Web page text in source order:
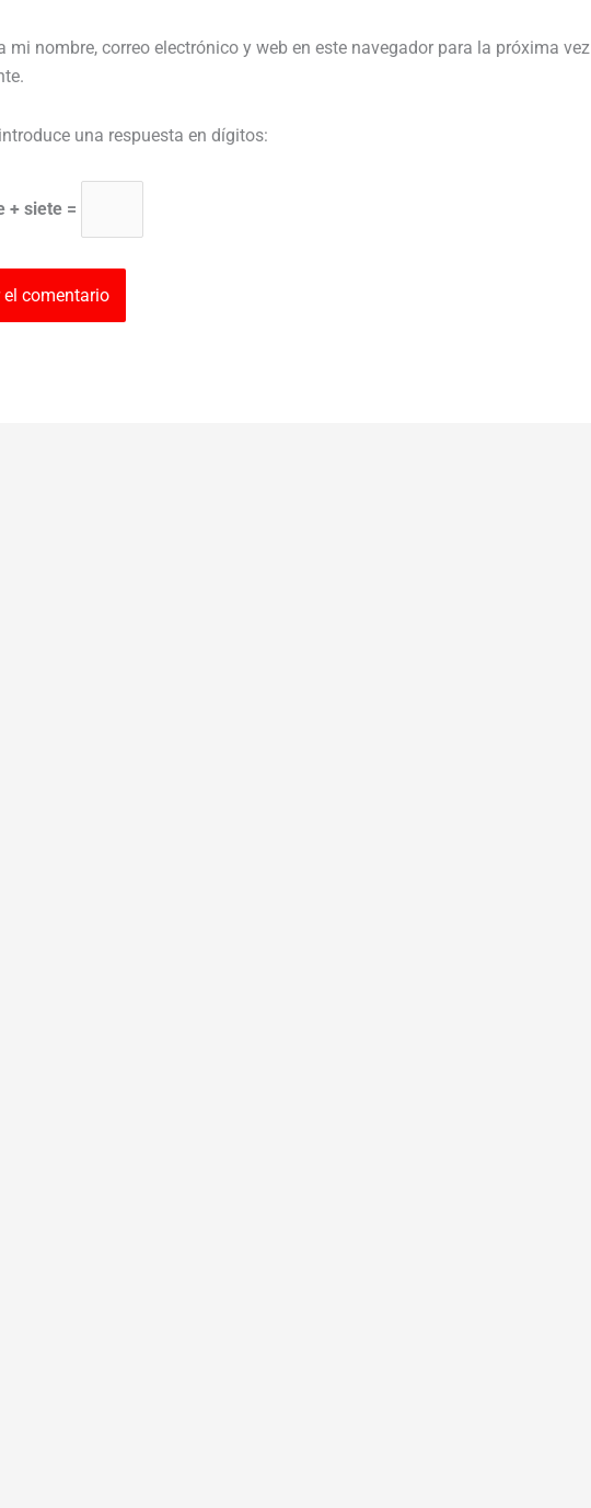
mi nombre, correo electrónico y web en este navegador para la próxima vez
una respuesta en dígitos:
+ siete =